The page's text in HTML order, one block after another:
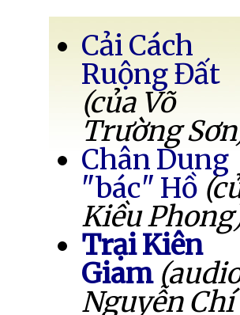
Cải Cách
Ruộng Đất
(của Võ
Trường
Chân Dung
"bác" Hồ
Kiều
Trại Kiên
Giam
Nguyễn Chí